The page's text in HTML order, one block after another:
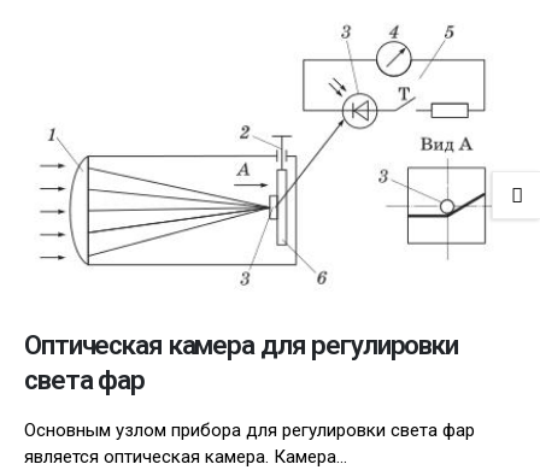
Оптическая камера для регулировки
света фар
Основным узлом прибора для регулировки света фар
является оптическая камера. Камера...